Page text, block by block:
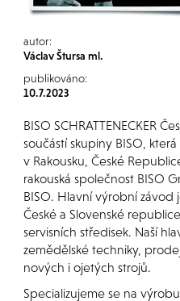
autor:
Václav Štursa ml.
publikováno:
10.7.2023
BISO SCHRATTENECKER
součástí skupiny BISO,
v Rakousku, České
rakouská společnost BISO
BISO. Hlavní výrobní závod
České a Slovenské
servisních středisek. Naší
zemědělské techniky,
nových i ojetých strojů.
Specializujeme se na